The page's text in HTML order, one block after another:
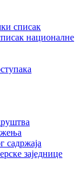
списак
националне
садржаја
заједнице